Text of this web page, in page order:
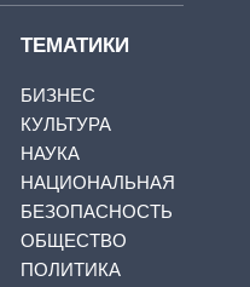
ТЕМАТИКИ
БИЗНЕС
КУЛЬТУРА
НАУКА
НАЦИОНАЛЬНАЯ
БЕЗОПАСНОСТЬ
ОБЩЕСТВО
ПОЛИТИКА